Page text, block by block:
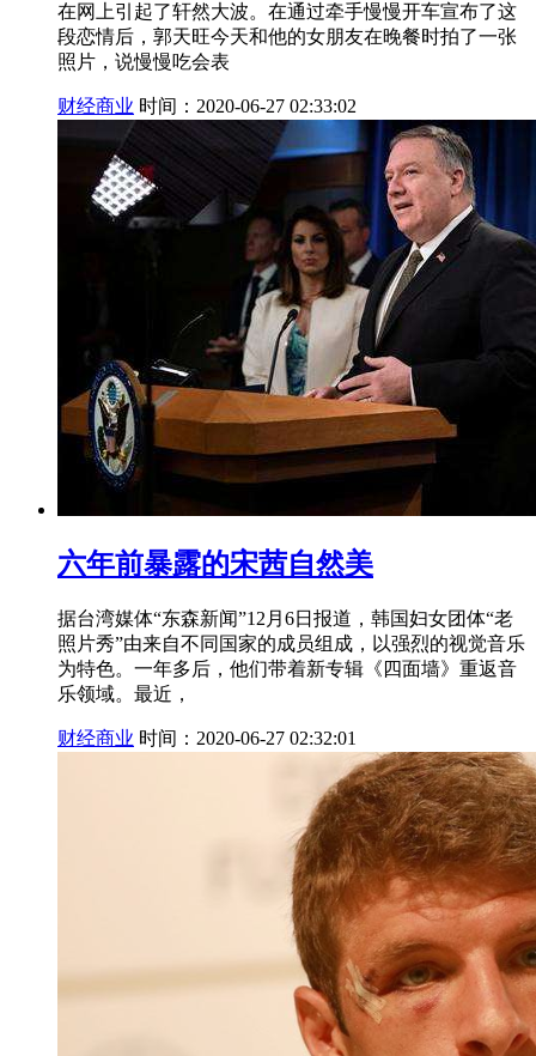
在网上引起了轩然大波。在通过牵手慢慢开车宣布了这
段恋情后，郭天旺今天和他的女朋友在晚餐时拍了一张
照片，说慢慢吃会表
财经商业 时间：2020-06-27 02:33:02
六年前暴露的宋茜自然美
据台湾媒体“东森新闻”12月6日报道，韩国妇女团体“老
照片秀”由来自不同国家的成员组成，以强烈的视觉音乐
为特色。一年多后，他们带着新专辑《四面墙》重返音
乐领域。最近，
财经商业 时间：2020-06-27 02:32:01